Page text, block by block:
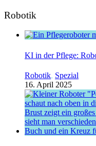
Robotik
KI in der Pflege:
Robotik, Spezial
16. April 2025